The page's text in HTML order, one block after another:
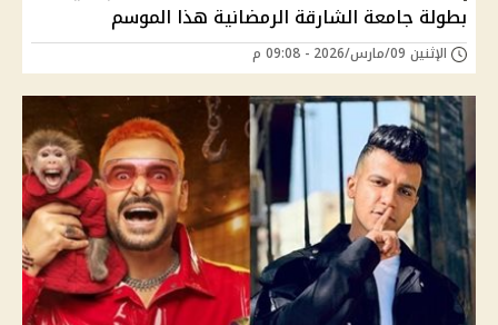
بطولة جامعة الشارقة الرمضانية هذا الموسم
الإثنين 09/مارس/2026 - 09:08 م